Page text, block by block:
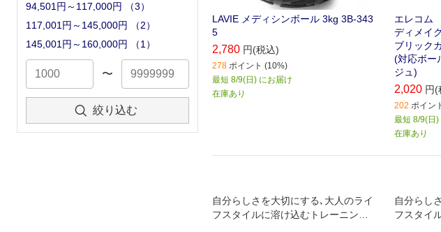
94,501円～117,000円
（3）
117,001円～145,000円
（2）
145,001円～160,000円
（1 ）
〜
絞り込む
LAVIE メディシンボール 3kg 3B-343
5
2,780 円(税込)
278 ポイント (10%)
最短 8/9(日) にお届け
在庫あり
エレコム
ディメイ
ブリック
(対応ボー
ジュ)
2,020 円(
202 ポイン
最短 8/9(日)
在庫あり
自分らしさを大切にする､大人のライ
フスタイルに溶け込むトレーニング
自分らし
フスタイ